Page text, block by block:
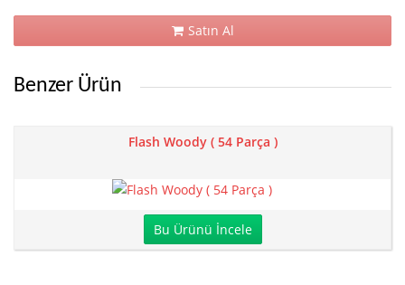
Satın Al
Benzer Ürün
Flash Woody ( 54 Parça )
Bu Ürünü İncele